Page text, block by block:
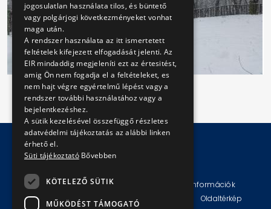
Impresszum Jogi nyilatkozat
Technikai információk
Adatvédelmi politika és tájékoztatások
Oldaltérkép
jogosulatlan használata tilos, és büntető
vagy polgárjogi következményeket vonhat
maga után.
A rendszer használata az itt ismertetett
feltételek kifejezett elfogadását jelenti. Az
EIR mindaddig megjeleníti ezt az értesitést,
amig Ön nem fogadja el a feltételeket, es
nem hajt végre egyértelmű lépést vagy a
rendszer további használatához vagy a
bejelentkezéshez.
A sütik kezelésével összefüggő részletes
adatvédelmi tájékoztatás az alábbi linken
érhető el.
Süti tájékoztató Bővebben
KÖTELEZŐ SÜTIK
MŰKÖDÉST TÁMOGATÓ